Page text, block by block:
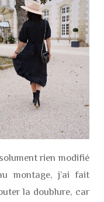
rien modifié
montage, j’ai fait
la doublure, car